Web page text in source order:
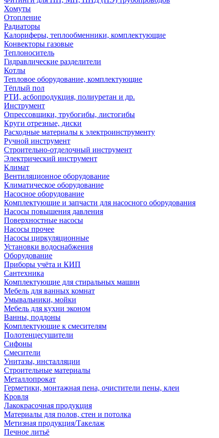
Хомуты
Отопление
Радиаторы
Калориферы, теплообменники, комплектующие
Конвекторы газовые
Теплоноситель
Гидравлические разделители
Котлы
Тепловое оборудование, комплектующие
Тёплый пол
РТИ, асбопродукция, полиуретан и др.
Инструмент
Опрессовщики, трубогибы, листогибы
Круги отрезные, диски
Расходные материалы к электроинструменту
Ручной инструмент
Строительно-отделочный инструмент
Электрический инструмент
Климат
Вентиляционное оборудование
Климатическое оборудование
Насосное оборудование
Комплектующие и запчасти для насосного оборудования
Насосы повышения давления
Поверхностные насосы
Насосы прочее
Насосы циркуляционные
Установки водоснабжения
Оборудование
Приборы учёта и КИП
Сантехника
Комплектующие для стиральных машин
Мебель для ванных комнат
Умывальники, мойки
Мебель для кухни эконом
Ванны, поддоны
Комплектующие к смесителям
Полотенцесушители
Сифоны
Смесители
Унитазы, инсталляции
Строительные материалы
Металлопрокат
Герметики, монтажная пена, очистители пены, клеи
Кровля
Лакокрасочная продукция
Материалы для полов, стен и потолка
Метизная продукция/Такелаж
Печное литьё